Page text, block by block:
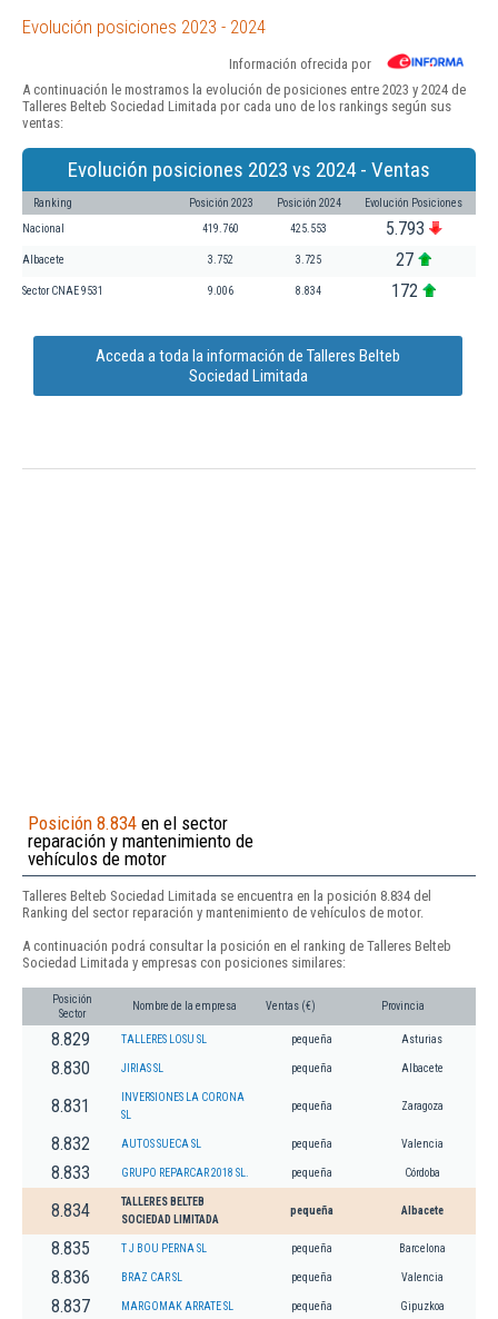
Evolución posiciones 2023 - 2024
Información ofrecida por
A continuación le mostramos la evolución de posiciones entre 2023 y 2024 de
Talleres Belteb Sociedad Limitada por cada uno de los rankings según sus
ventas:
Evolución posiciones 2023 vs 2024 - Ventas
Ranking Posición 2023 Posición 2024 Evolución Posiciones
Nacional 419.760 425.553 5.793
Albacete 3.752 3.725 27
Sector CNAE 9531 9.006 8.834 172
Acceda a toda la información de Talleres Belteb
Sociedad Limitada
Posición 8.834 en el sector
reparación y mantenimiento de
vehículos de motor
Talleres Belteb Sociedad Limitada se encuentra en la posición 8.834 del
Ranking del sector reparación y mantenimiento de vehículos de motor.
A continuación podrá consultar la posición en el ranking de Talleres Belteb
Sociedad Limitada y empresas con posiciones similares:
Posición
Sector
Nombre de la empresa Ventas (€) Provincia
8.829 TALLERES LOSU SL pequeña Asturias
8.830 JIRIAS SL pequeña Albacete
8.831
INVERSIONES LA CORONA
SL
pequeña Zaragoza
8.832 AUTOS SUECA SL pequeña Valencia
8.833 GRUPO REPARCAR 2018 SL. pequeña Córdoba
8.834
TALLERES BELTEB
SOCIEDAD LIMITADA
pequeña Albacete
8.835 T J BOU PERNA SL pequeña Barcelona
8.836 BRAZ CAR SL pequeña Valencia
8.837 MARGOMAK ARRATE SL pequeña Gipuzkoa